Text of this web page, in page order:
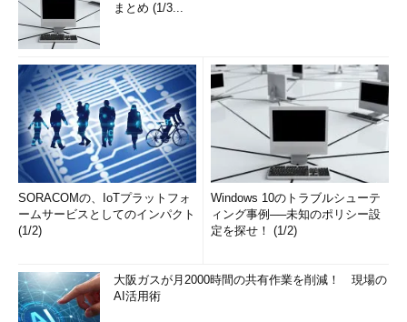
まとめ (1/3...
SORACOMの、IoTプラットフォ
ームサービスとしてのインパクト
(1/2)
Windows 10のトラブルシューテ
ィング事例──未知のポリシー設
定を探せ！ (1/2)
大阪ガスが月2000時間の共有作業を削減！ 現場の
AI活用術